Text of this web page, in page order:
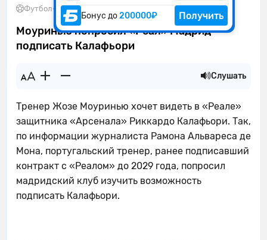
Бонус до200000₽ Получить
Футбол• 03.06.2026
Моуринью попросил «Реал» Мадрид
подписать Калафьори
Слушать
Тренер Жозе Моуринью хочет видеть в «Реале»
защитника «Арсенала» Риккардо Калафьори. Так,
по информации журналиста Рамона Альвареса де
Мона, португальский тренер, ранее подписавший
контракт с «Реалом» до 2029 года, попросил
мадридский клуб изучить возможность
подписать Калафьори.